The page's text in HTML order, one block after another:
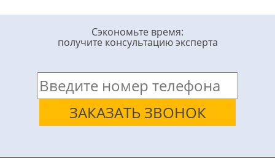
Сэкономьте время:
получите консультацию эксперта